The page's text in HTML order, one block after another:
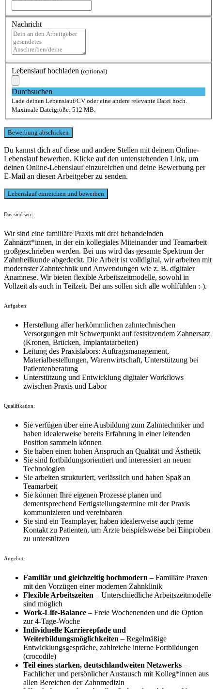
Nachricht
Lebenslauf hochladen (optional)
Durchsuchen
Lade deinen Lebenslauf/CV oder eine andere relevante Datei hoch.
Maximale Dateigröße: 512 MB.
Du kannst dich auf diese und andere Stellen mit deinem Online-
Lebenslauf bewerben. Klicke auf den untenstehenden Link, um
deinen Online-Lebenslauf einzureichen und deine Bewerbung per
E-Mail an diesen Arbeitgeber zu senden.
Das sind wir:
Wir sind eine familiäre Praxis mit drei behandelnden
Zahnärzt*innen, in der ein kollegiales Miteinander und Teamarbeit
großgeschrieben werden. Bei uns wird das gesamte Spektrum der
Zahnheilkunde abgedeckt. Die Arbeit ist volldigital, wir arbeiten mit
modernster Zahntechnik und Anwendungen wie z. B. digitaler
Anamnese. Wir bieten flexible Arbeitszeitmodelle, sowohl in
Vollzeit als auch in Teilzeit. Bei uns sollen sich alle wohlfühlen :-).
Aufgaben:
Herstellung aller herkömmlichen zahntechnischen
Versorgungen mit Schwerpunkt auf festsitzendem Zahnersatz
(Kronen, Brücken, Implantatarbeiten)
Leitung des Praxislabors: Auftragsmanagement,
Materialbestellungen, Warenwirtschaft, Unterstützung bei
Patientenberatung
Unterstützung und Entwicklung digitaler Workflows
zwischen Praxis und Labor
Qualifikation:
Sie verfügen über eine Ausbildung zum Zahntechniker und
haben idealerweise bereits Erfahrung in einer leitenden
Position sammeln können
Sie haben einen hohen Anspruch an Qualität und Ästhetik
Sie sind fortbildungsorientiert und interessiert an neuen
Technologien
Sie arbeiten strukturiert, verlässlich und haben Spaß an
Teamarbeit
Sie können Ihre eigenen Prozesse planen und
dementsprechend Fertigstellungstermine mit der Praxis
kommunizieren und vereinbaren
Sie sind ein Teamplayer, haben idealerweise auch gerne
Kontakt zu Patienten, um Ärzte beispielsweise bei Einproben
zu unterstützen
Angebot:
Familiär und gleichzeitig hochmodern – Familiäre Praxen
mit den Vorzügen einer modernen Zahnklinik
Flexible Arbeitszeiten – Unterschiedliche Arbeitszeitmodelle
sind möglich
Work-Life-Balance – Freie Wochenenden und die Option
zur 4-Tage-Woche
Individuelle Karrierepfade und
Weiterbildungsmöglichkeiten – Regelmäßige
Entwicklungsgespräche, zahlreiche interne Fortbildungen
(crocodile)
Teil eines starken, deutschlandweiten Netzwerks –
Fachlicher und persönlicher Austausch mit Kolleg*innen aus
allen Bereichen der Zahnmedizin